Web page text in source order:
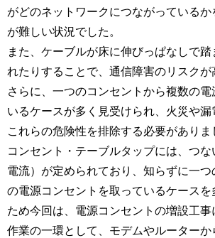
がどのネットワークにつながっている
が難しい状況でした。
また、ケーブルが床に伸びっぱなしで
れたりすることで、通信障害のリスクが
さらに、一つのコンセントから複数の
いるケースが多く見受けられ、火災や
これらの危険性を排除する必要がありま
コンセント・テーブルタップには、つ
電流）が定められており、知らずに一
の電源コンセントを取っているケース
ため今回は、電源コンセントの増設工事
作業の一環として、モデムやルーター